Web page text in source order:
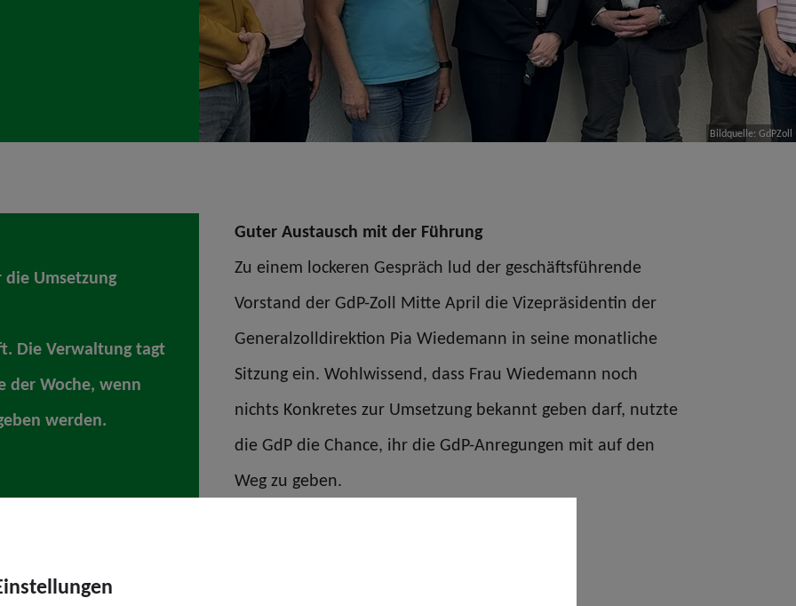
Bildquelle: GdPZoll
Umsetzung
Die Verwaltung tagt
der Woche, wenn
werden.
Guter Austausch mit der Führung
Zu einem lockeren Gespräch lud der geschäftsführende
Vorstand der GdP-Zoll Mitte April die Vizepräsidentin der
Generalzolldirektion Pia Wiedemann in seine monatliche
Sitzung ein. Wohlwissend, dass Frau Wiedemann noch
nichts Konkretes zur Umsetzung bekannt geben darf, nutzte
die GdP die Chance, ihr die GdP-Anregungen mit auf den
Weg zu geben.